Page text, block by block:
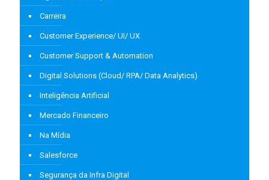
Carreira
Customer Experience/ UI/ UX
Customer Support & Automation
Digital Solutions (Cloud/ RPA/ Data Analytics)
Inteligência Artificial
Mercado Financeiro
Na Mídia
Salesforce
Segurança da Infra Digital